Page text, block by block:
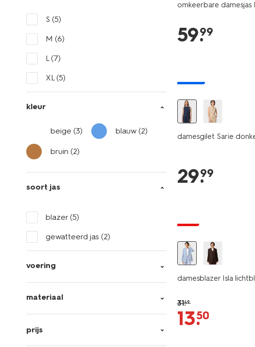
S (5)
M (6)
L(7)
XL(5)
kleur
beige (3) blauw(2)
bruin (2)
soort jas
blazer (5)
gewatteerd jas (2)
voering
materiaal
prijs
omkeerbare
59.
99
damesgilet Sarie
29.
99
damesblazer Isla
31.49
13.
50